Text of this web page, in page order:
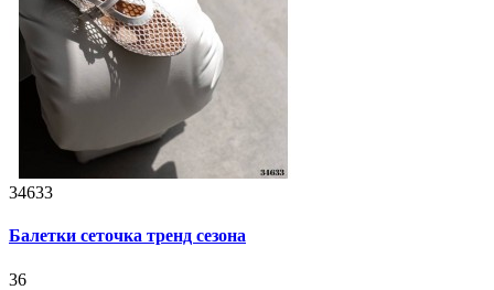
34633
Балетки сеточка тренд сезона
36